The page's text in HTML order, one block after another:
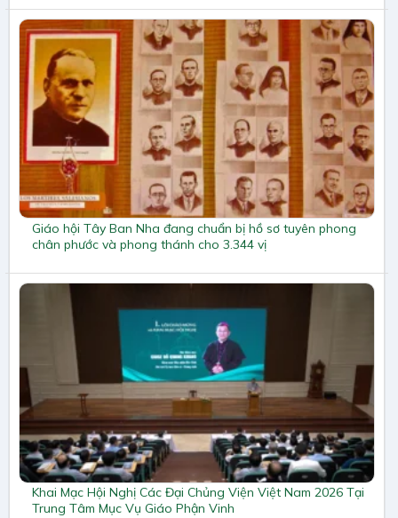
Giáo hội Tây Ban Nha đang chuẩn bị hồ sơ tuyên phong
chân phước và phong thánh cho 3.344 vị
Khai Mạc Hội Nghị Các Đại Chủng Viện Việt Nam 2026 Tại
Trung Tâm Mục Vụ Giáo Phận Vinh